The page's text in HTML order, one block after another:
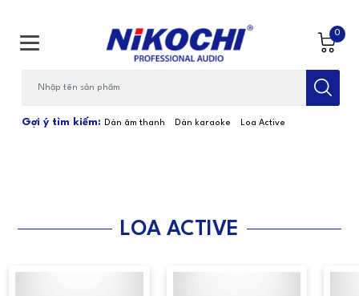
Gợi ý tìm kiếm: Dàn âm thanh Dàn karaoke Loa Active
0
LOA ACTIVE